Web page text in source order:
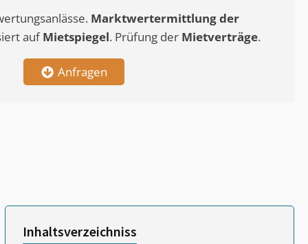
Marktwertermittlungder
aufMietspiegel. Prüfung der Mietverträge.
Anfragen
Inhaltsverzeichniss